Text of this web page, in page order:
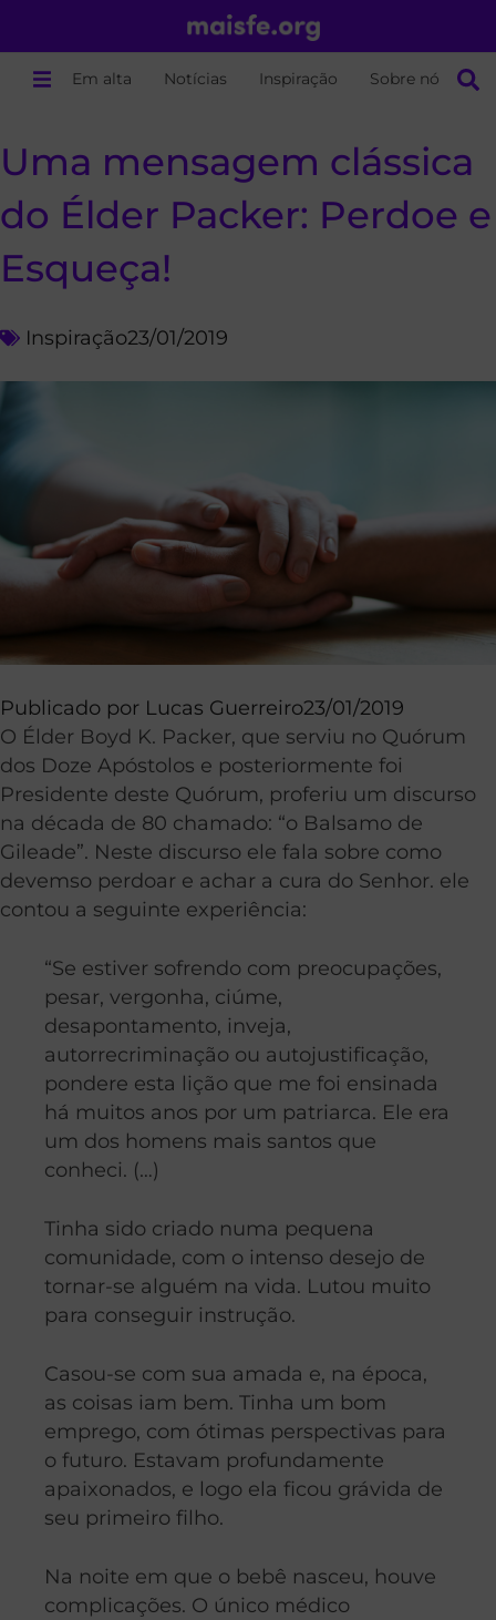
Em alta Notícias Inspiração Sobre nós
Uma mensagem clássica
do Élder Packer: Perdoe e
Esqueça!
Inspiração23/01/2019
Publicado por Lucas Guerreiro23/01/2019
O Élder Boyd K. Packer, que serviu no Quórum
dos Doze Apóstolos e posteriormente foi
Presidente deste Quórum, proferiu um discurso
na década de 80 chamado: “o Balsamo de
Gileade”. Neste discurso ele fala sobre como
devemso perdoar e achar a cura do Senhor. ele
contou a seguinte experiência:
“Se estiver sofrendo com preocupações,
pesar, vergonha, ciúme,
desapontamento, inveja,
autorrecriminação ou autojustificação,
pondere esta lição que me foi ensinada
há muitos anos por um patriarca. Ele era
um dos homens mais santos que
conheci. (…)
Tinha sido criado numa pequena
comunidade, com o intenso desejo de
tornar-se alguém na vida. Lutou muito
para conseguir instrução.
Casou-se com sua amada e, na época,
as coisas iam bem. Tinha um bom
emprego, com ótimas perspectivas para
o futuro. Estavam profundamente
apaixonados, e logo ela ficou grávida de
seu primeiro filho.
Na noite em que o bebê nasceu, houve
complicações. O único médico